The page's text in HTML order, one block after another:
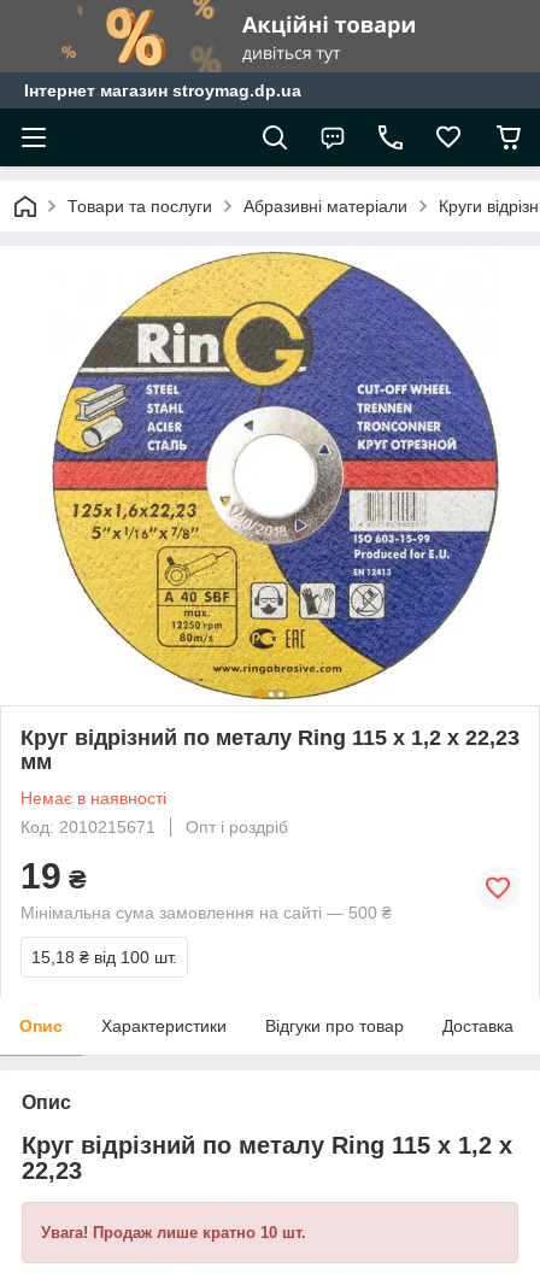
Інтернет магазин stroymag.dp.ua
Товари та послуги Абразивні матеріали Круги
Круг відрізний по металу Ring 115 x 1,2 x 22,23
мм
Немає в наявності
Код: 2010215671
Опт і роздріб
19 ₴
Мінімальна сума замовлення на сайті — 500 ₴
15,18 ₴ від 100 шт.
Опис Характеристики Відгуки про товар Доставка
Опис
Круг відрізний по металу Ring 115 x 1,2 x
22,23
Увага! Продаж лише кратно 10 шт.